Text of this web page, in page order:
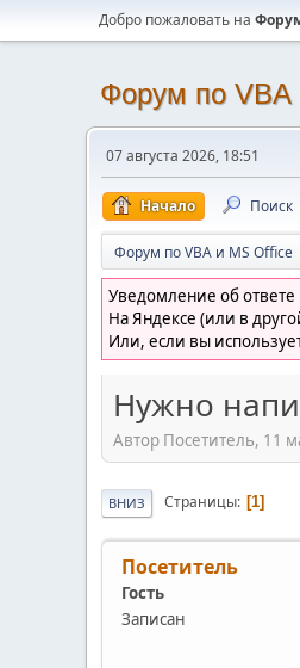
Добро пожаловать на
Форум по VBA
07 августа 2026, 18:51
Начало Поиск
Форум по VBA и MS Office
Уведомление об ответе
На Яндексе (или в
Или, если вы
Нужно
Автор Посетитель, 11
ВНИЗ Страницы 1
Посетитель
Гость
Записан